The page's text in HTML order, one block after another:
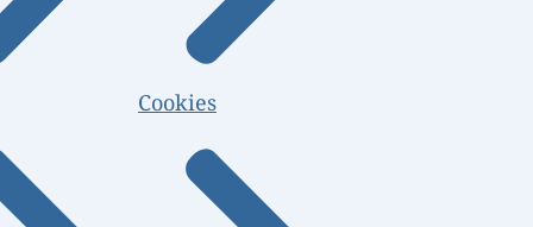
Cookies